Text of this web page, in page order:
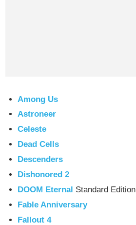
Among Us
Astroneer
Celeste
Dead Cells
Descenders
Dishonored 2
DOOM Eternal Standard Edition
Fable Anniversary
Fallout 4